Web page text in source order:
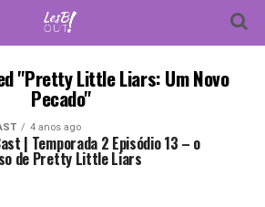
"Pretty Little Liars: Um Novo
Pecado"
4 anos ago
| Temporada 2 Episódio 13 – o
de Pretty Little Liars